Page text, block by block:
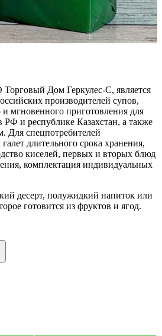
Дом Геркулес-С, является
производителей супов,
мгновенного приготовления для
РФ и республике Казахстан, а также
Для спецпотребителей
длительного срока хранения,
киселей, первых и вторых блюд
комплектация индивидуальных
десерт, полужидкий напиток или
готовится из фруктов и ягод.